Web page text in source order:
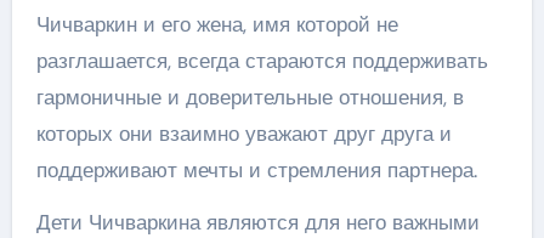
Чичваркин и его жена, имя которой не
разглашается, всегда стараются поддерживать
гармоничные и доверительные отношения, в
которых они взаимно уважают друг друга и
поддерживают мечты и стремления партнера.
Дети Чичваркина являются для него важными